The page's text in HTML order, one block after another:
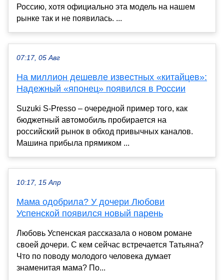
Россию, хотя официально эта модель на нашем
рынке так и не появилась. ...
07:17, 05 Авг
На миллион дешевле известных «китайцев»:
Надежный «японец» появился в России
Suzuki S-Presso – очередной пример того, как
бюджетный автомобиль пробирается на
российский рынок в обход привычных каналов.
Машина прибыла прямиком ...
10:17, 15 Апр
Мама одобрила? У дочери Любови
Успенской появился новый парень
Любовь Успенская рассказала о новом романе
своей дочери. С кем сейчас встречается Татьяна?
Что по поводу молодого человека думает
знаменитая мама? По...